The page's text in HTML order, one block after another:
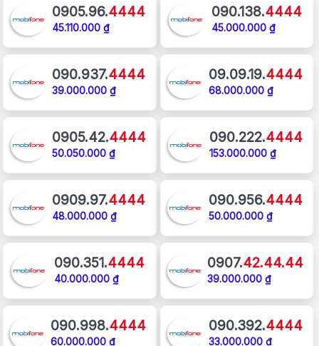
0905.96.4444
45.110.000 ₫
090.138.4444
45.000.000 ₫
090.937.4444
39.000.000 ₫
09.09.19.4444
68.000.000 ₫
0905.42.4444
50.050.000 ₫
090.222.4444
153.000.000 ₫
0909.97.4444
48.000.000 ₫
090.956.4444
50.000.000 ₫
090.351.4444
40.000.000 ₫
0907.42.44.44
39.000.000 ₫
090.998.4444
60.000.000 ₫
090.392.4444
33.000.000 ₫